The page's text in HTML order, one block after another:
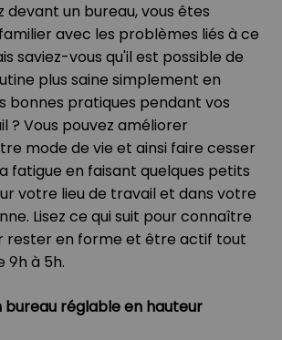
devant un bureau, vous êtes
avec les problèmes liés à ce
saviez-vous qu'il est possible de
plus saine simplement en
bonnes pratiques pendant vos
? Vous pouvez améliorer
mode de vie et ainsi faire cesser
fatigue en faisant quelques petits
votre lieu de travail et dans votre
Lisez ce qui suit pour connaître
rester en forme et être actif tout
9h à 5h.
bureau réglable en hauteur